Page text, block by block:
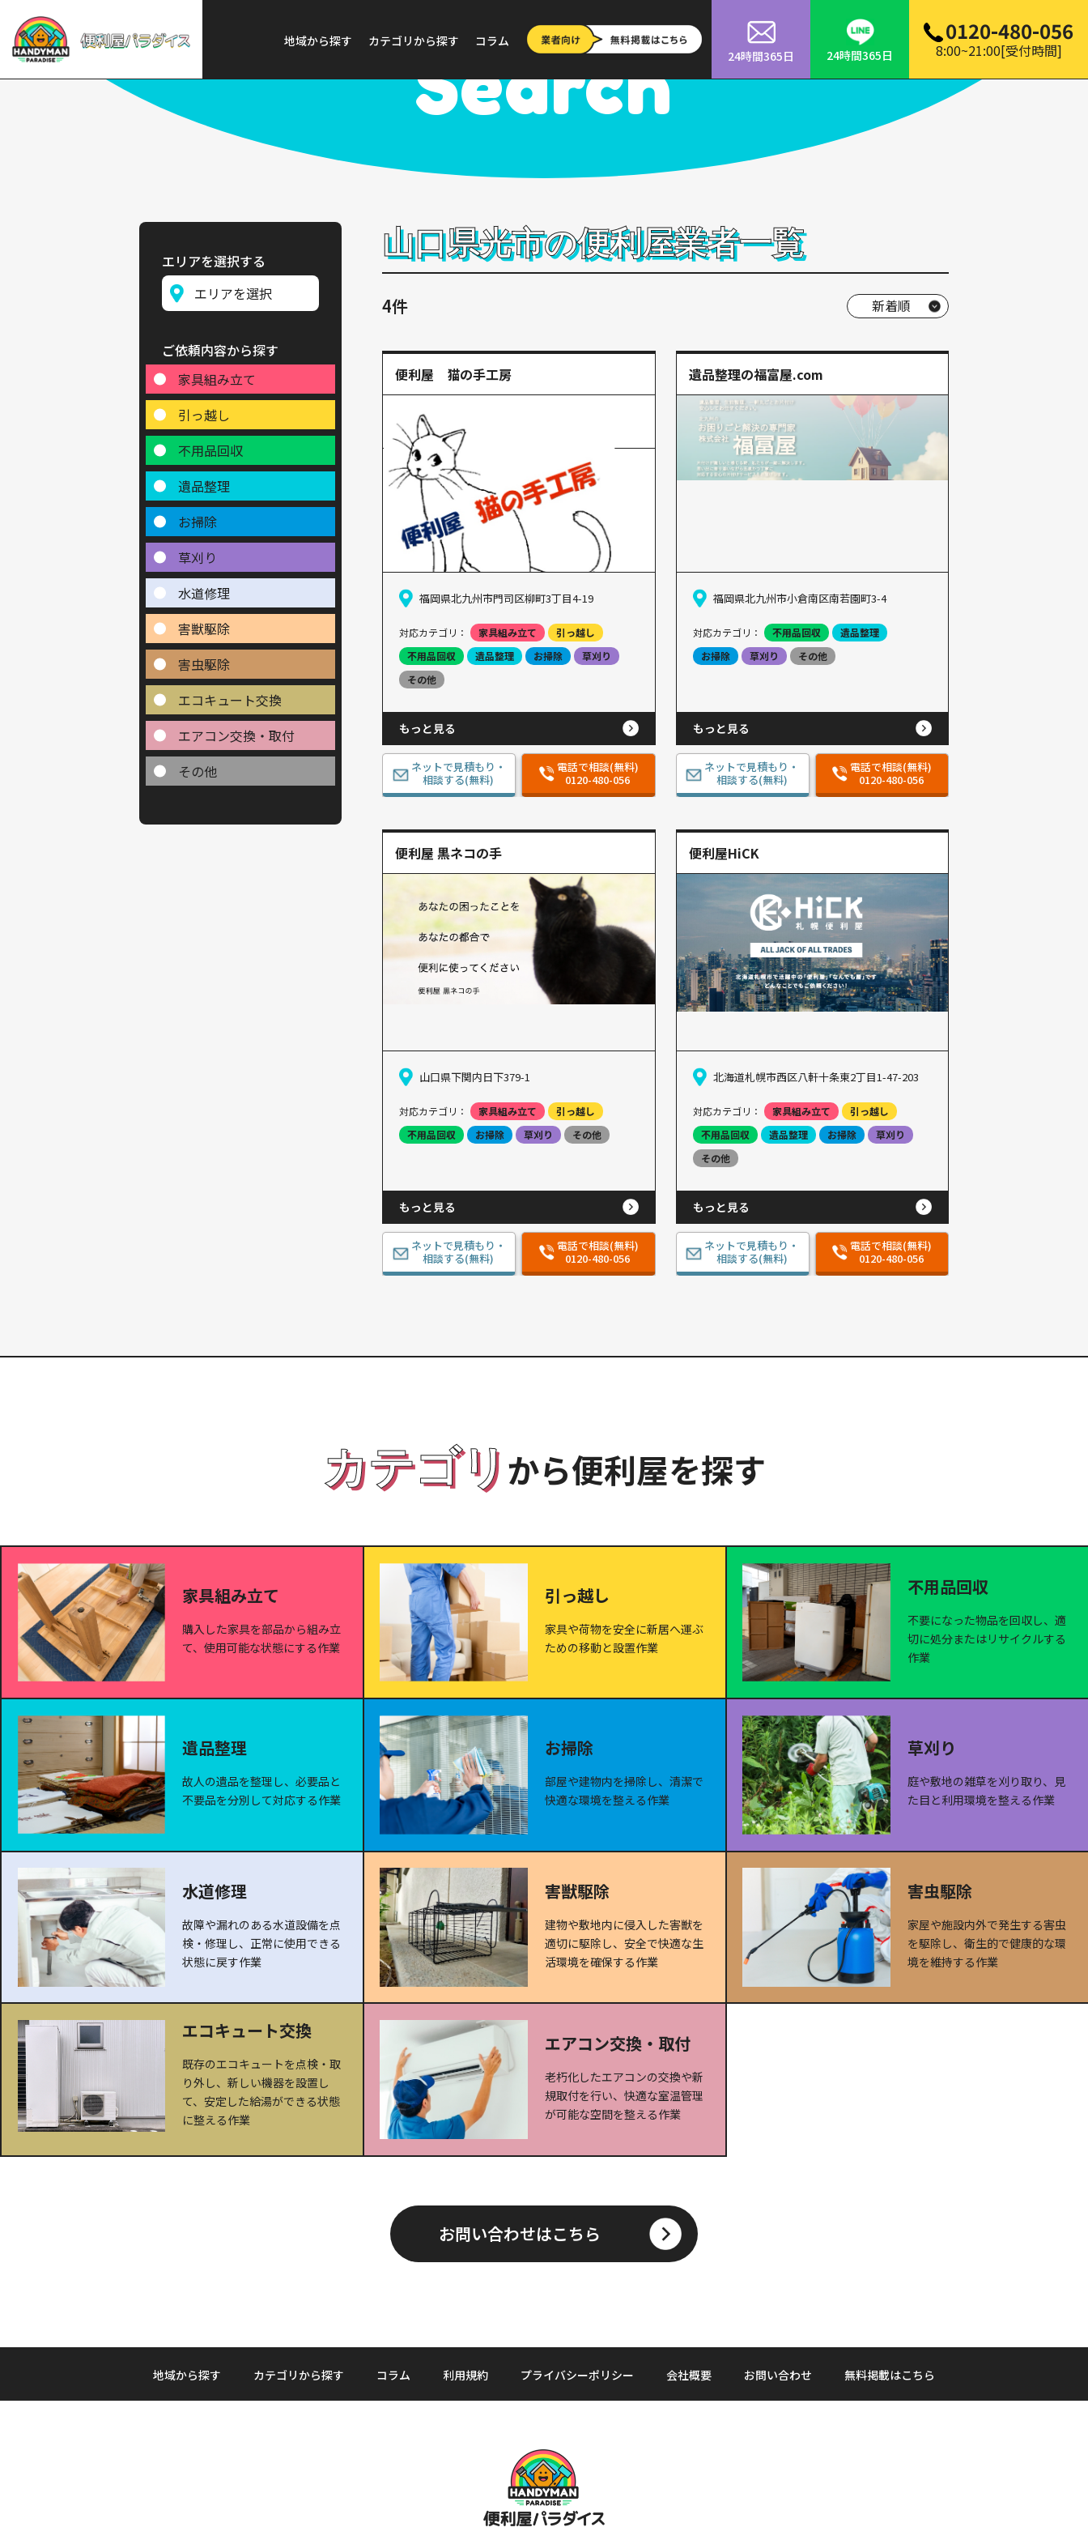
地域から探す カテゴリから探す
コラム
24時間365日
24時間365日
0120-480-056
8:00~21:00[受付時間]
Search
山口県光市の便利屋業者一覧
4件
便利屋 猫の手工房
福岡県北九州市門司区柳町3丁目4-19
対応カテゴリ： 家具組み立て
引っ越し
不用品回収
遺品整理 お掃除
草刈り
その他
もっと見る
ネットで見積もり・
相談する(無料)
電話で相談(無料)
0120-480-056
遺品整理の福富屋.com
福岡県北九州市小倉南区南若園町3-4
対応カテゴリ： 不用品回収
遺品整理
お掃除
草刈り その他
もっと見る
ネットで見積もり・
相談する(無料)
電話で相談(無料)
0120-480-056
便利屋 黒ネコの手
山口県下関内日下379-1
対応カテゴリ： 家具組み立て
引っ越し
不用品回収
お掃除 草刈り その他
もっと見る
ネットで見積もり・
相談する(無料)
電話で相談(無料)
0120-480-056
便利屋HiCK
北海道札幌市西区八軒十条東2丁目1-47-203
対応カテゴリ： 家具組み立て
引っ越し
不用品回収
遺品整理 お掃除
草刈り
その他
もっと見る
ネットで見積もり・
相談する(無料)
電話で相談(無料)
0120-480-056
エリアを選択する
ご依頼内容から探す
家具組み立て
引っ越し
不用品回収
遺品整理
お掃除
草刈り
水道修理
害獣駆除
害虫駆除
エコキュート交換
エアコン交換・取付
その他
カテゴリから便利屋を探す
家具組み立て
購入した家具を部品から組み立
て、使用可能な状態にする作業
引っ越し
家具や荷物を安全に新居へ運ぶ
ための移動と設置作業
不用品回収
不要になった物品を回収し、適
切に処分またはリサイクルする
作業
遺品整理
故人の遺品を整理し、必要品と
不要品を分別して対応する作業
お掃除
部屋や建物内を掃除し、清潔で
快適な環境を整える作業
草刈り
庭や敷地の雑草を刈り取り、見
た目と利用環境を整える作業
水道修理
故障や漏れのある水道設備を点
検・修理し、正常に使用できる
状態に戻す作業
害獣駆除
建物や敷地内に侵入した害獣を
適切に駆除し、安全で快適な生
活環境を確保する作業
害虫駆除
家屋や施設内外で発生する害虫
を駆除し、衛生的で健康的な環
境を維持する作業
エコキュート交換
既存のエコキュートを点検・取
り外し、新しい機器を設置し
て、安定した給湯ができる状態
に整える作業
エアコン交換・取付
老朽化したエアコンの交換や新
規取付を行い、快適な室温管理
が可能な空間を整える作業
お問い合わせはこちら
地域から探す カテゴリから探す コラム 利用規約 プライバシーポリシー 会社概要 お問い合わせ 無料掲載はこちら